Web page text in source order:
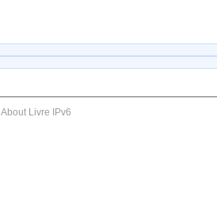
About Livre IPv6